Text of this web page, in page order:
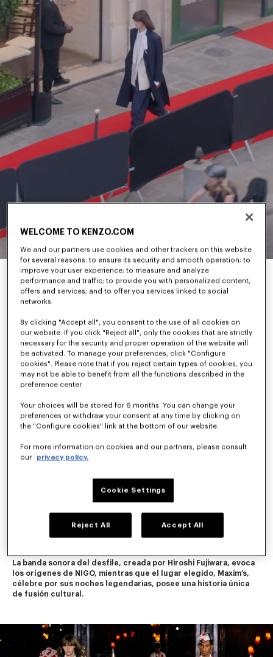
Desfile
Primavera-
Verano 2026
Hombre Y Mujer
Kenzo By Nigo
CLUB KENZO
espíritu del despreocupado amor veraniego, a los encuentros
casuales en un club nocturno que pueden transformarse en
algo hermoso. A medida que su relación evoluciona, el chico
Kenzo y la chica Kenzo se inspiran mutuamente a la hora de
definir su propio estilo, desdibujando a veces las fronteras
La banda sonora del desfile, creada por Hiroshi Fujiwara, evoca
los orígenes de NIGO, mientras que el lugar elegido, Maxim’s,
célebre por sus noches legendarias, posee una historia única
de fusión cultural.
WELCOME TO KENZO.COM
We and our partners use cookies and other trackers on this website
for several reasons: to ensure its security and smooth operation; to
improve your user experience; to measure and analyze
performance and traffic; to provide you with personalized content,
offers and services; and to offer you services linked to social
networks.
By clicking "Accept all", you consent to the use of all cookies on
our website. If you click "Reject all", only the cookies that are strictly
necessary for the security and proper operation of the website will
be activated. To manage your preferences, click "Configure
cookies". Please note that if you reject certain types of cookies, you
may not be able to benefit from all the functions described in the
preference center.
Your choices will be stored for 6 months. You can change your
preferences or withdraw your consent at any time by clicking on
the "Configure cookies" link at the bottom of our website.
For more information on cookies and our partners, please consult
our
privacy policy.
Cookie Settings
Reject All Accept All